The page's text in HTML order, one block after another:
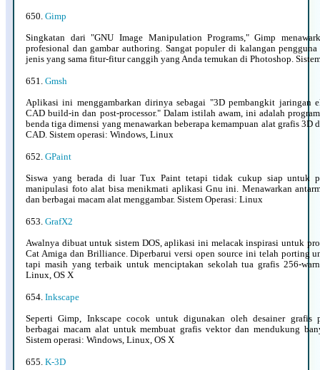
650. Gimp
Singkatan dari "GNU Image Manipulation Programs," Gimp
profesional dan gambar authoring. Sangat populer di kalangan
jenis yang sama fitur-fitur canggih yang Anda temukan di Photoshop.
651. Gmsh
Aplikasi ini menggambarkan dirinya sebagai "3D pembangkit jaringan
CAD build-in dan post-processor." Dalam istilah awam, ini adalah
benda tiga dimensi yang menawarkan beberapa kemampuan alat grafis 3D
CAD. Sistem operasi: Windows, Linux
652. GPaint
Siswa yang berada di luar Tux Paint tetapi tidak cukup siap untuk
manipulasi foto alat bisa menikmati aplikasi Gnu ini. Menawarkan
dan berbagai macam alat menggambar. Sistem Operasi: Linux
653. GrafX2
Awalnya dibuat untuk sistem DOS, aplikasi ini melacak inspirasi untuk
Cat Amiga dan Brilliance. Diperbarui versi open source ini telah porting
tapi masih yang terbaik untuk menciptakan sekolah tua grafis 256-
Linux, OS X
654. Inkscape
Seperti Gimp, Inkscape cocok untuk digunakan oleh desainer grafis
berbagai macam alat untuk membuat grafis vektor dan mendukung
Sistem operasi: Windows, Linux, OS X
655. K-3D